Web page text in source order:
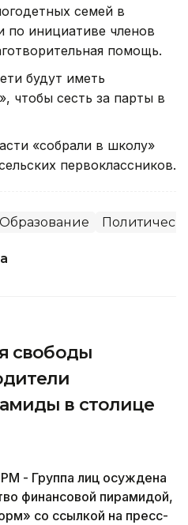
семей в
по инициативе членов
помощь.
будут иметь
чтобы сесть за парты в
«собрали в школу»
первоклассников.
Образование
свободы
в столице
- Группа лиц осуждена
финансовой пирамидой,
со ссылкой на пресс-